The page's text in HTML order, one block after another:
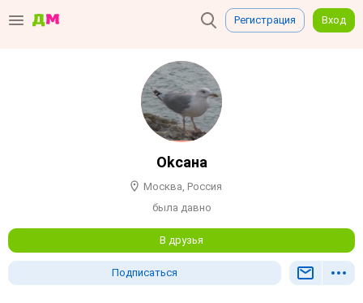
Регистрация Вход
Оkсана
Москва, Россия
была давно
В друзья
Подписаться